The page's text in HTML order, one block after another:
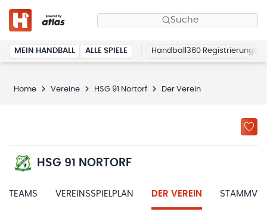
Suche
MEIN HANDBALL ALLE SPIELE Handball360 Registrierung
Home Vereine HSG 91 Nortorf Der Verein
HSG 91 NORTORF
TEAMS VEREINSSPIELPLAN DER VEREIN